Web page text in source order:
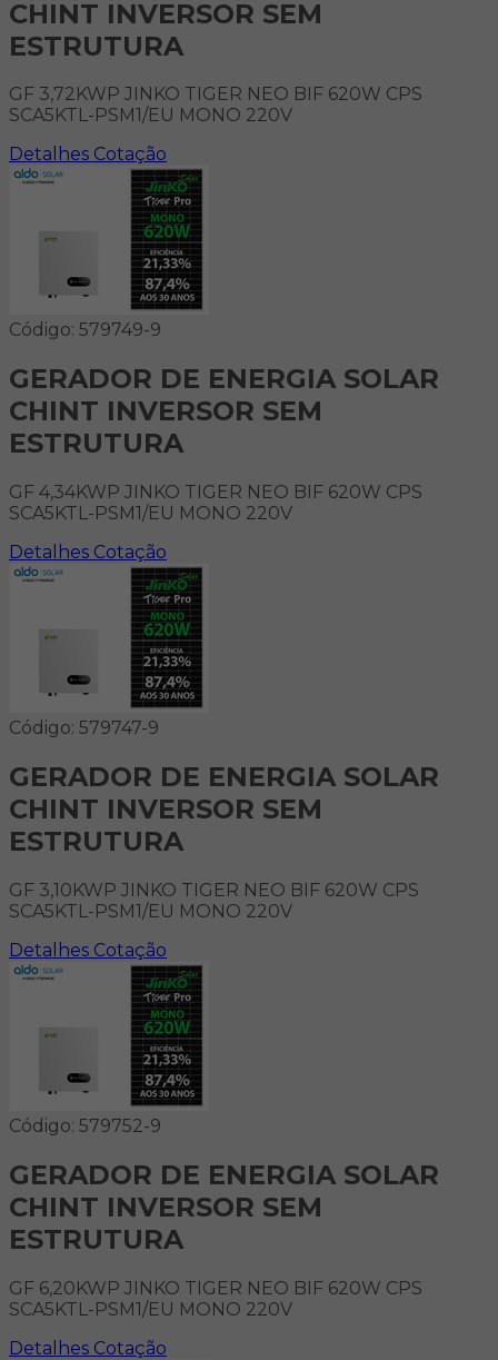
CHINT INVERSOR SEM
ESTRUTURA
GF 3,72KWP JINKO TIGER NEO BIF 620W CPS
SCA5KTL-PSM1/EU MONO 220V
Detalhes Cotação
Código: 579749-9
GERADOR DE ENERGIA SOLAR
CHINT INVERSOR SEM
ESTRUTURA
GF 4,34KWP JINKO TIGER NEO BIF 620W CPS
SCA5KTL-PSM1/EU MONO 220V
Detalhes Cotação
Código: 579747-9
GERADOR DE ENERGIA SOLAR
CHINT INVERSOR SEM
ESTRUTURA
GF 3,10KWP JINKO TIGER NEO BIF 620W CPS
SCA5KTL-PSM1/EU MONO 220V
Detalhes Cotação
Código: 579752-9
GERADOR DE ENERGIA SOLAR
CHINT INVERSOR SEM
ESTRUTURA
GF 6,20KWP JINKO TIGER NEO BIF 620W CPS
SCA5KTL-PSM1/EU MONO 220V
Detalhes Cotação